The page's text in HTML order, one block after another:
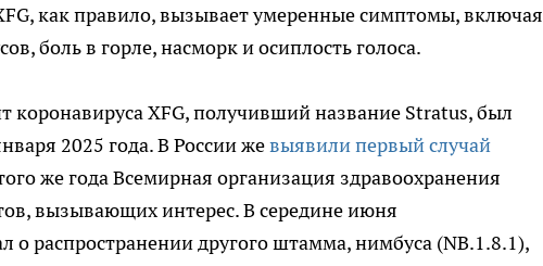
как правило, вызывает умеренные симптомы, включая
боль в горле, насморк и осиплость голоса.
коронавируса XFG, получивший название Stratus, был
2025 года. В России жевыявили первый случай
же года Всемирная организация здравоохранения
вызывающих интерес. В середине июня
о распространении другого штамма, нимбуса (NB.1.8.1),